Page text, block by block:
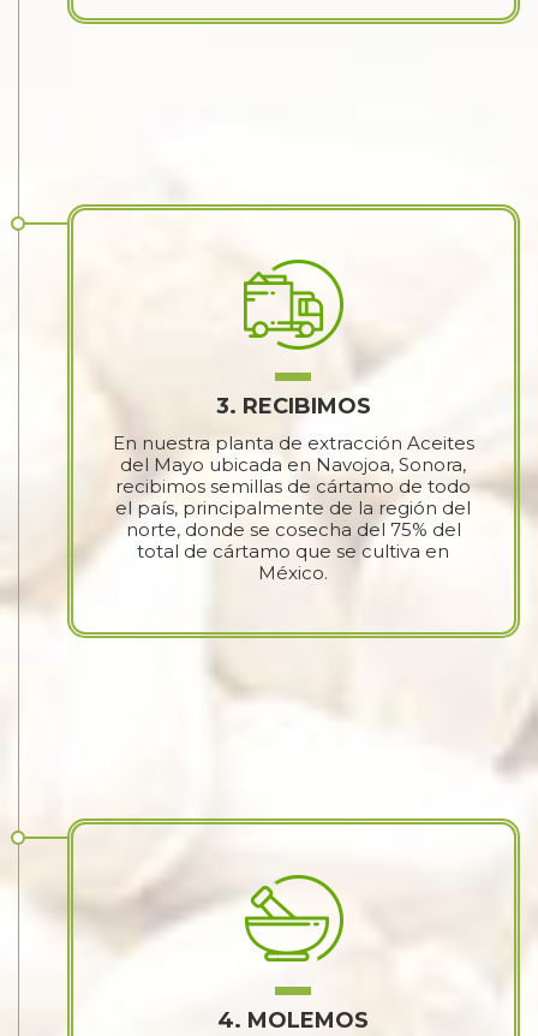
3. RECIBIMOS
En nuestra planta de extracción Aceites
del Mayo ubicada en Navojoa, Sonora,
recibimos semillas de cártamo de todo
el país, principalmente de la región del
norte, donde se cosecha del 75% del
total de cártamo que se cultiva en
México.
4. MOLEMOS